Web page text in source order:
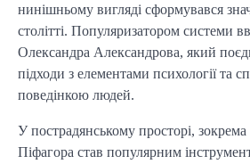
нинішньому вигляді сформувався
столітті. Популяризатором системи
Олександра Александрова, який
підходи з елементами психології та
поведінкою людей.
У пострадянському просторі, зокрема
Піфагора став популярним